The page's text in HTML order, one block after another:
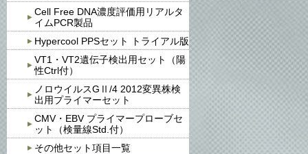
Cell Free DNA濃度評価用リアルタ
イムPCR製品
Hypercool PPSセット トライアル版
VT1・VT2遺伝子検出用セット（陽
性Ctrl付）
ノロウイルスGⅡ/4 2012変異株検
出用プライマーセット
CMV・EBV プライマープローブセ
ット（検量線Std.付）
その他セット項目一覧